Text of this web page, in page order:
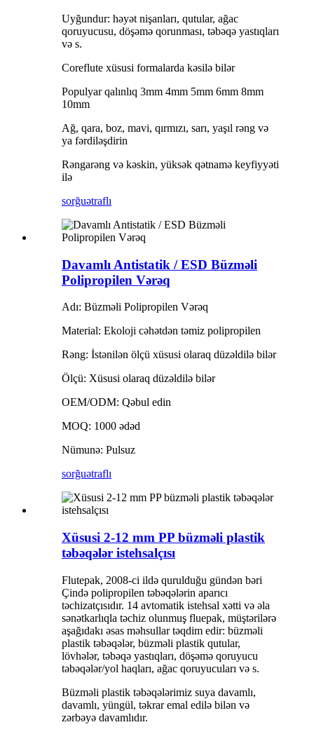
Uyğundur: həyət nişanları, qutular, ağac
qoruyucusu, döşəmə qorunması, təbəqə yastıqları
və s.
Coreflute xüsusi formalarda kəsilə bilər
Populyar qalınlıq 3mm 4mm 5mm 6mm 8mm
10mm
Ağ, qara, boz, mavi, qırmızı, sarı, yaşıl rəng və
ya fərdiləşdirin
Rəngarəng və kəskin, yüksək qətnamə keyfiyyəti
ilə
sorğuətraflı
Davamlı Antistatik / ESD Büzməli
Polipropilen Vərəq
Adı: Büzməli Polipropilen Vərəq
Material: Ekoloji cəhətdən təmiz polipropilen
Rəng: İstənilən ölçü xüsusi olaraq düzəldilə bilər
Ölçü: Xüsusi olaraq düzəldilə bilər
OEM/ODM: Qəbul edin
MOQ: 1000 ədəd
Nümunə: Pulsuz
sorğuətraflı
Xüsusi 2-12 mm PP büzməli plastik
təbəqələr istehsalçısı
Flutepak, 2008-ci ildə qurulduğu gündən bəri
Çində polipropilen təbəqələrin aparıcı
təchizatçısıdır. 14 avtomatik istehsal xətti və əla
sənətkarlıqla təchiz olunmuş fluepak, müştərilərə
aşağıdakı əsas məhsullar təqdim edir: büzməli
plastik təbəqələr, büzməli plastik qutular,
lövhələr, təbəqə yastıqları, döşəmə qoruyucu
təbəqələr/yol haqları, ağac qoruyucuları və s.
Büzməli plastik təbəqələrimiz suya davamlı,
davamlı, yüngül, təkrar emal edilə bilən və
zərbəyə davamlıdır.